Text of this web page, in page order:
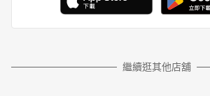
繼續逛其他店舖